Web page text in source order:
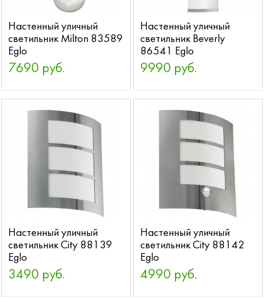
Настенный уличный
светильник Milton 83589
Eglo
7690 руб.
Настенный уличный
светильник Beverly
86541 Eglo
9990 руб.
Настенный уличный
светильник City 88139
Eglo
3490 руб.
Настенный уличный
светильник City 88142
Eglo
4990 руб.